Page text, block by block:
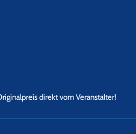
direkt vom Veranstalter!